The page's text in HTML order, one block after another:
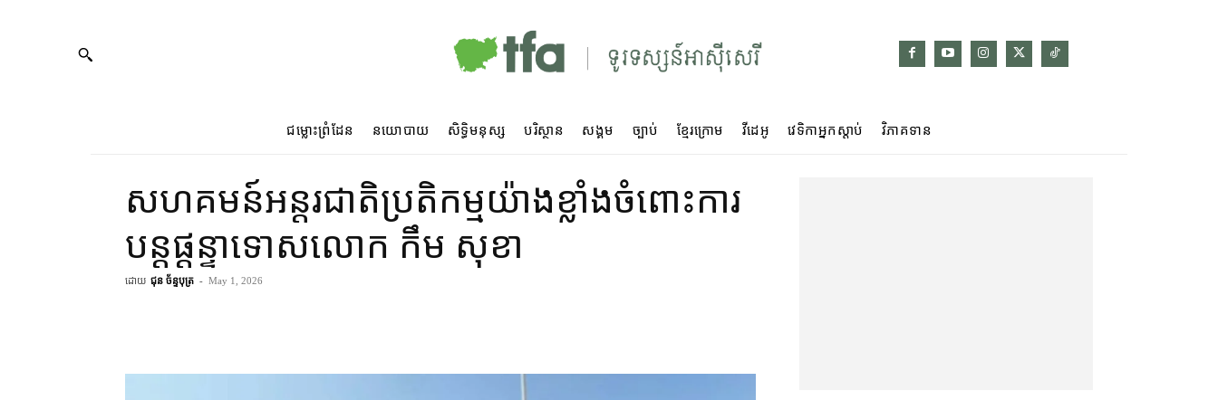
ជម្លោះព្រំដែន នយោបាយ សិទ្ធិមនុស្ស បរិស្ថាន សង្គម ច្បាប់ ខ្មែរក្រោម វីដេអូ វេទិកាអ្នកស្ដាប់ វិភាគទាន
សហគមន៍​អន្តរជាតិ​ប្រតិកម្ម​យ៉ាង​ខ្លាំង​ចំពោះ​ការ​
បន្ត​ផ្ដន្ទាទោស​លោក កឹម សុខា
ដោយ ជុន ច័ន្ទបុត្រ - May 1, 2026